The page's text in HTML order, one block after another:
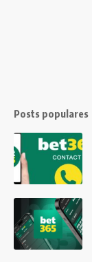
Posts populares